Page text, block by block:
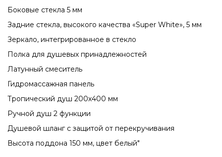
Боковые стекла 5 мм
Задние стекла, высокого качества «Super White», 5 мм
Зеркало, интегрированное в стекло
Полка для душевых принадлежностей
Латунный смеситель
Гидромассажная панель
Тропический душ 200х400 мм
Ручной душ 2 функции
Душевой шланг с защитой от перекручивания
Высота поддона 150 мм, цвет белый"